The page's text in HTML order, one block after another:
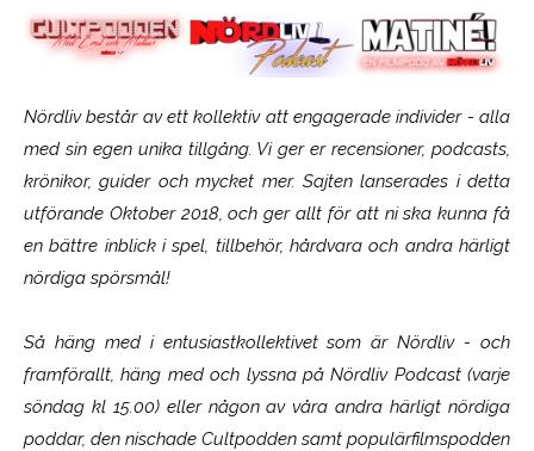
Nördliv består av ett kollektiv att engagerade individer - alla
med sin egen unika tillgång. Vi ger er recensioner, podcasts,
krönikor, guider och mycket mer. Sajten lanserades i detta
utförande Oktober 2018, och ger allt för att ni ska kunna få
en bättre inblick i spel, tillbehör, hårdvara och andra härligt
nördiga spörsmål!
Så häng med i entusiastkollektivet som ärNördliv- och
framförallt, häng med och lyssna på Nördliv Podcast (varje
söndag kl 15.00) eller någon av våra andra härligt nördiga
poddar, den nischade Cultpodden samt populärfilmspodden